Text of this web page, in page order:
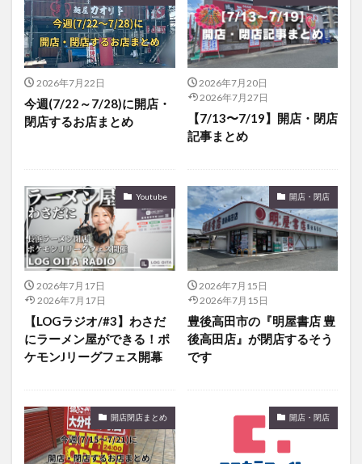
2026年7月22日
今週(7/22～7/28)に開店・
閉店するお店まとめ
2026年7月20日
2026年7月27日
【7/13〜7/19】開店・閉店
記事まとめ
Youtube
2026年7月17日
2026年7月17日
【LOGラジオ/#3】わさだ
にラーメン屋ができる！ポ
ケモンJリーグフェス開幕
開店・閉店
2026年7月15日
2026年7月15日
豊後高田市の『明屋書店 豊
後高田店』が閉店するそう
です
開店閉店まとめ 開店・閉店
古着
台湾料理 和定食 和菓子
和食
国東市
地獄めぐり 城島高原パーク
壁画
夏祭り
外貨両替機
大分みなと祭り
大分グルメ
大分ランチ
大分三好ヴァイセアドラー
大分市
大分市美術館
大分空港
姫島村
子ども教室 子ども服
子育て
宇佐市
居酒屋 屋台
平和市民公園能楽堂
庄内町カフェ
投票 挾間町
新幹線
新店
日出 日出町 日田市
昆虫食
明豊
書店 本
杵築市
津久見市
湧水
漢方 炭火焼き 焼き菓子
犬
玖珠郡
由布市 由布院
移転
竹田 竹田市 竹田市ディナー
紅葉
絵本
自動販売機 自転車 臼杵市
舞台
芋
花 花火 茶碗蒸し 蕎麦
虹